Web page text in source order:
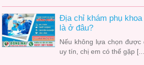
Địa chỉ khám phụ
là ở đâu?
Nếu không lựa chọn được
uy tín, chị em có thể gặp